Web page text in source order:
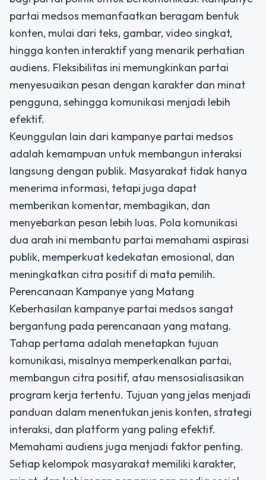
partai medsos memanfaatkan beragam bentuk
konten, mulai dari teks, gambar, video singkat,
hingga konten interaktif yang menarik perhatian
audiens. Fleksibilitas ini memungkinkan partai
menyesuaikan pesan dengan karakter dan minat
pengguna, sehingga komunikasi menjadi lebih
efektif.
Keunggulan lain dari kampanye partai medsos
adalah kemampuan untuk membangun interaksi
langsung dengan publik. Masyarakat tidak hanya
menerima informasi, tetapi juga dapat
memberikan komentar, membagikan, dan
menyebarkan pesan lebih luas. Pola komunikasi
dua arah ini membantu partai memahami aspirasi
publik, memperkuat kedekatan emosional, dan
meningkatkan citra positif di mata pemilih.
Perencanaan Kampanye yang Matang
Keberhasilan kampanye partai medsos sangat
bergantung pada perencanaan yang matang.
Tahap pertama adalah menetapkan tujuan
komunikasi, misalnya memperkenalkan partai,
membangun citra positif, atau mensosialisasikan
program kerja tertentu. Tujuan yang jelas menjadi
panduan dalam menentukan jenis konten, strategi
interaksi, dan platform yang paling efektif.
Memahami audiens juga menjadi faktor penting.
Setiap kelompok masyarakat memiliki karakter,